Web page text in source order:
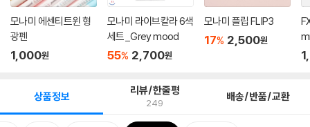
모나미 에센티트윈 형
광펜
1,000원
모나미 라이브칼라 6색
세트_Grey mood
55% 2,700원
모나미 플립 FLIP3
17% 2,500원
상품정보 리뷰/한줄평
249 배송/반품/교환